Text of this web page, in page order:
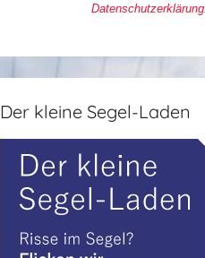
Datenschutzerklärung
Der kleine Segel-Laden